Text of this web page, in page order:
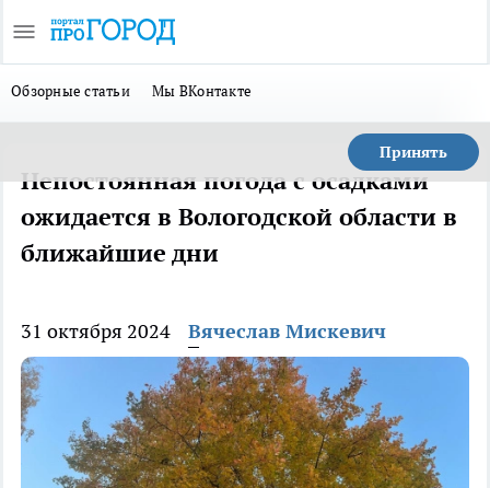
Обзорные статьи Мы ВКонтакте
Принять
Непостоянная погода с осадками
ожидается в Вологодской области в
ближайшие дни
31 октября 2024 Вячеслав Мискевич